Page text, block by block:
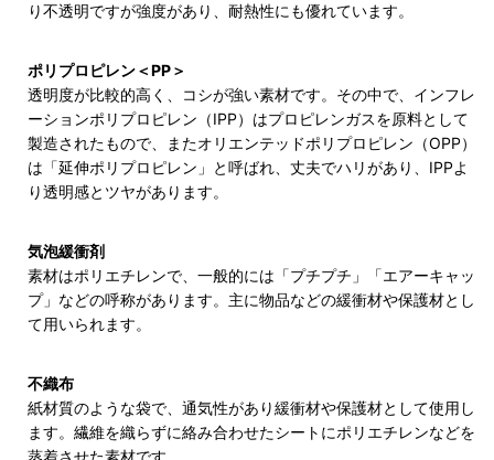
り不透明ですが強度があり、耐熱性にも優れています。
ポリプロピレン＜PP＞
透明度が比較的高く、コシが強い素材です。その中で、インフレ
ーションポリプロピレン（IPP）はプロピレンガスを原料として
製造されたもので、またオリエンテッドポリプロピレン（OPP）
は「延伸ポリプロピレン」と呼ばれ、丈夫でハリがあり、IPPよ
り透明感とツヤがあります。
気泡緩衝剤
素材はポリエチレンで、一般的には「プチプチ」「エアーキャッ
プ」などの呼称があります。主に物品などの緩衝材や保護材とし
て用いられます。
不織布
紙材質のような袋で、通気性があり緩衝材や保護材として使用し
ます。繊維を織らずに絡み合わせたシートにポリエチレンなどを